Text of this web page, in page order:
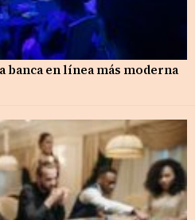
banca en línea más moderna